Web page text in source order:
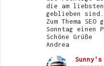
die am
geblieben sind.
Zum Thema
Sonntag einen
Schöne Grüße
Andrea